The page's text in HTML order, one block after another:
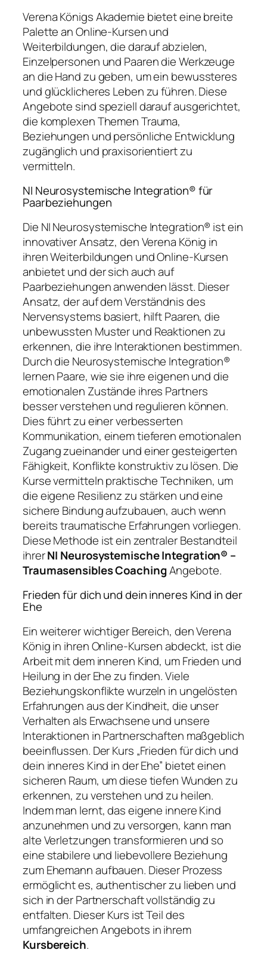
Verena Königs Akademie bietet eine breite
Palette an Online-Kursen und
Weiterbildungen, die darauf abzielen,
Einzelpersonen und Paaren die Werkzeuge
an die Hand zu geben, um ein bewussteres
und glücklicheres Leben zu führen. Diese
Angebote sind speziell darauf ausgerichtet,
die komplexen Themen Trauma,
Beziehungen und persönliche Entwicklung
zugänglich und praxisorientiert zu
vermitteln.
NI Neurosystemische Integration® für
Paarbeziehungen
Die NI Neurosystemische Integration® ist ein
innovativer Ansatz, den Verena König in
ihren Weiterbildungen und Online-Kursen
anbietet und der sich auch auf
Paarbeziehungen anwenden lässt. Dieser
Ansatz, der auf dem Verständnis des
Nervensystems basiert, hilft Paaren, die
unbewussten Muster und Reaktionen zu
erkennen, die ihre Interaktionen bestimmen.
Durch die Neurosystemische Integration®
lernen Paare, wie sie ihre eigenen und die
emotionalen Zustände ihres Partners
besser verstehen und regulieren können.
Dies führt zu einer verbesserten
Kommunikation, einem tieferen emotionalen
Zugang zueinander und einer gesteigerten
Fähigkeit, Konflikte konstruktiv zu lösen. Die
Kurse vermitteln praktische Techniken, um
die eigene Resilienz zu stärken und eine
sichere Bindung aufzubauen, auch wenn
bereits traumatische Erfahrungen vorliegen.
Diese Methode ist ein zentraler Bestandteil
ihrerNI Neurosystemische Integration® –
Traumasensibles CoachingAngebote.
Frieden für dich und dein inneres Kind in der
Ehe
Ein weiterer wichtiger Bereich, den Verena
König in ihren Online-Kursen abdeckt, ist die
Arbeit mit dem inneren Kind, um Frieden und
Heilung in der Ehe zu finden. Viele
Beziehungskonflikte wurzeln in ungelösten
Erfahrungen aus der Kindheit, die unser
Verhalten als Erwachsene und unsere
Interaktionen in Partnerschaften maßgeblich
beeinflussen. Der Kurs „Frieden für dich und
dein inneres Kind in der Ehe” bietet einen
sicheren Raum, um diese tiefen Wunden zu
erkennen, zu verstehen und zu heilen.
Indem man lernt, das eigene innere Kind
anzunehmen und zu versorgen, kann man
alte Verletzungen transformieren und so
eine stabilere und liebevollere Beziehung
zum Ehemann aufbauen. Dieser Prozess
ermöglicht es, authentischer zu lieben und
sich in der Partnerschaft vollständig zu
entfalten. Dieser Kurs ist Teil des
umfangreichen Angebots in ihrem
Kursbereich.